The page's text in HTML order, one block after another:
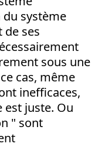
du système
de ses
sous une
cas, même
inefficaces,
est juste. Ou
" sont